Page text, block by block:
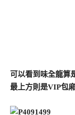
可以看到味全龍算
最上方則是VIP包